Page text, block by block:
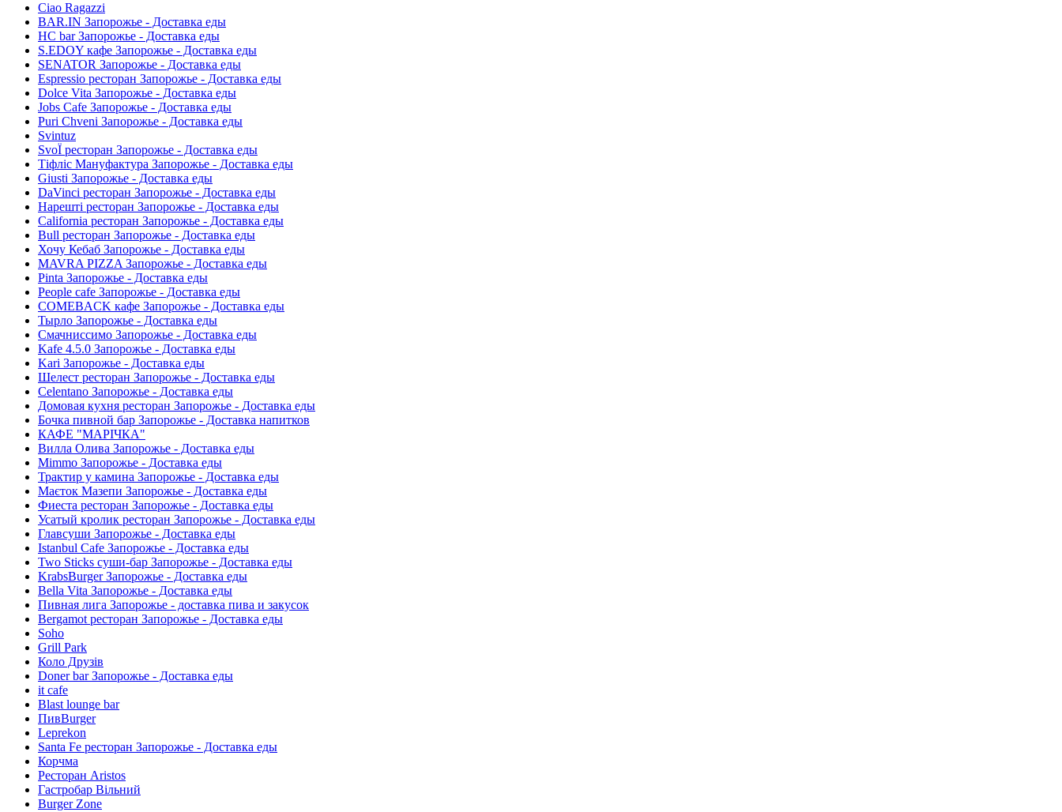
Ciao Ragazzi
BAR.IN Запорожье - Доставка еды
HC bar Запорожье - Доставка еды
S.EDOY кафе Запорожье - Доставка еды
SENATOR Запорожье - Доставка еды
Espressio ресторан Запорожье - Доставка еды
Dolce Vita Запорожье - Доставка еды
Jobs Cafe Запорожье - Доставка еды
Puri Chveni Запорожье - Доставка еды
Svintuz
SvoЇ ресторан Запорожье - Доставка еды
Тіфліс Мануфактура Запорожье - Доставка еды
Giusti Запорожье - Доставка еды
DaVinci ресторан Запорожье - Доставка еды
Нарешті ресторан Запорожье - Доставка еды
California ресторан Запорожье - Доставка еды
Bull ресторан Запорожье - Доставка еды
Хочу Кебаб Запорожье - Доставка еды
MAVRA PIZZA Запорожье - Доставка еды
Pinta Запорожье - Доставка еды
People cafe Запорожье - Доставка еды
COMEBACK кафе Запорожье - Доставка еды
Тырло Запорожье - Доставка еды
Смачниссимо Запорожье - Доставка еды
Kafe 4.5.0 Запорожье - Доставка еды
Kari Запорожье - Доставка еды
Шелест ресторан Запорожье - Доставка еды
Celentano Запорожье - Доставка еды
Домовая кухня ресторан Запорожье - Доставка еды
Бочка пивной бар Запорожье - Доставка напитков
КАФЕ "МАРІЧКА"
Вилла Олива Запорожье - Доставка еды
Mimmo Запорожье - Доставка еды
Трактир у камина Запорожье - Доставка еды
Маєток Мазепи Запорожье - Доставка еды
Фиеста ресторан Запорожье - Доставка еды
Усатый кролик ресторан Запорожье - Доставка еды
Главсуши Запорожье - Доставка еды
Istanbul Cafe Запорожье - Доставка еды
Two Sticks суши-бар Запорожье - Доставка еды
KrabsBurger Запорожье - Доставка еды
Bella Vita Запорожье - Доставка еды
Пивная лига Запорожье - доставка пива и закусок
Bergamot ресторан Запорожье - Доставка еды
Soho
Grill Park
Коло Друзів
Doner bar Запорожье - Доставка еды
it cafe
Blast lounge bar
ПивBurger
Leprekon
Santa Fe ресторан Запорожье - Доставка еды
Корчма
Ресторан Aristos
Гастробар Вільний
Burger Zone